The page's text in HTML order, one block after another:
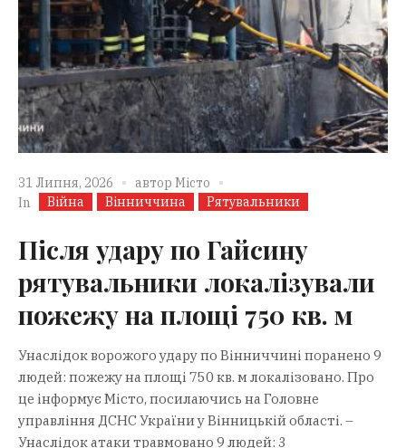
31 Липня, 2026 автор Місто
In
Війна Вінниччина Рятувальники
Після удару по Гайсину
рятувальники локалізували
пожежу на площі 750 кв. м
Унаслідок ворожого удару по Вінниччині поранено 9
людей: пожежу на площі 750 кв. м локалізовано. Про
це інформує Місто, посилаючись на Головне
управління ДСНС України у Вінницькій області. –
Унаслідок атаки травмовано 9 людей: 3